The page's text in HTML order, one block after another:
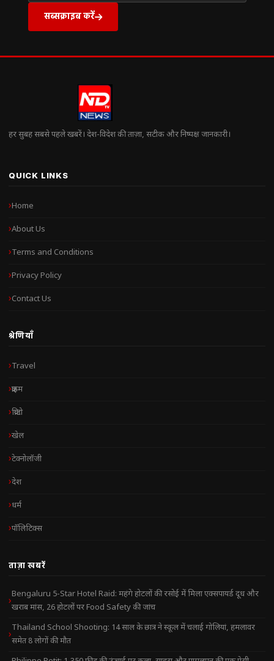
सब्सक्राइब करें
हर सुबह सबसे पहले खबरें। देश-विदेश की ताज़ा, सटीक और निष्पक्ष जानकारी।
QUICK LINKS
Home
About Us
Terms and Conditions
Privacy Policy
Contact Us
श्रेणियाँ
Travel
क्राइम
क्रिप्टो
खेल
टेक्नोलॉजी
देश
धर्म
पॉलिटिक्स
ताज़ा खबरें
Bengaluru 5-Star Hotel Raid: महंगे होटलों की रसोई में मिला एक्सपायर्ड दूध और
खराब मांस, 26 होटलों पर Food Safety की जांच
Thailand School Shooting: 14 साल के छात्र ने स्कूल में चलाई गोलियां, हमलावर
समेत 8 लोगों की मौत